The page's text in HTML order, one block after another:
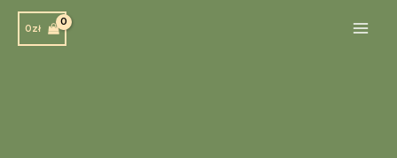
Przejdź
0zł